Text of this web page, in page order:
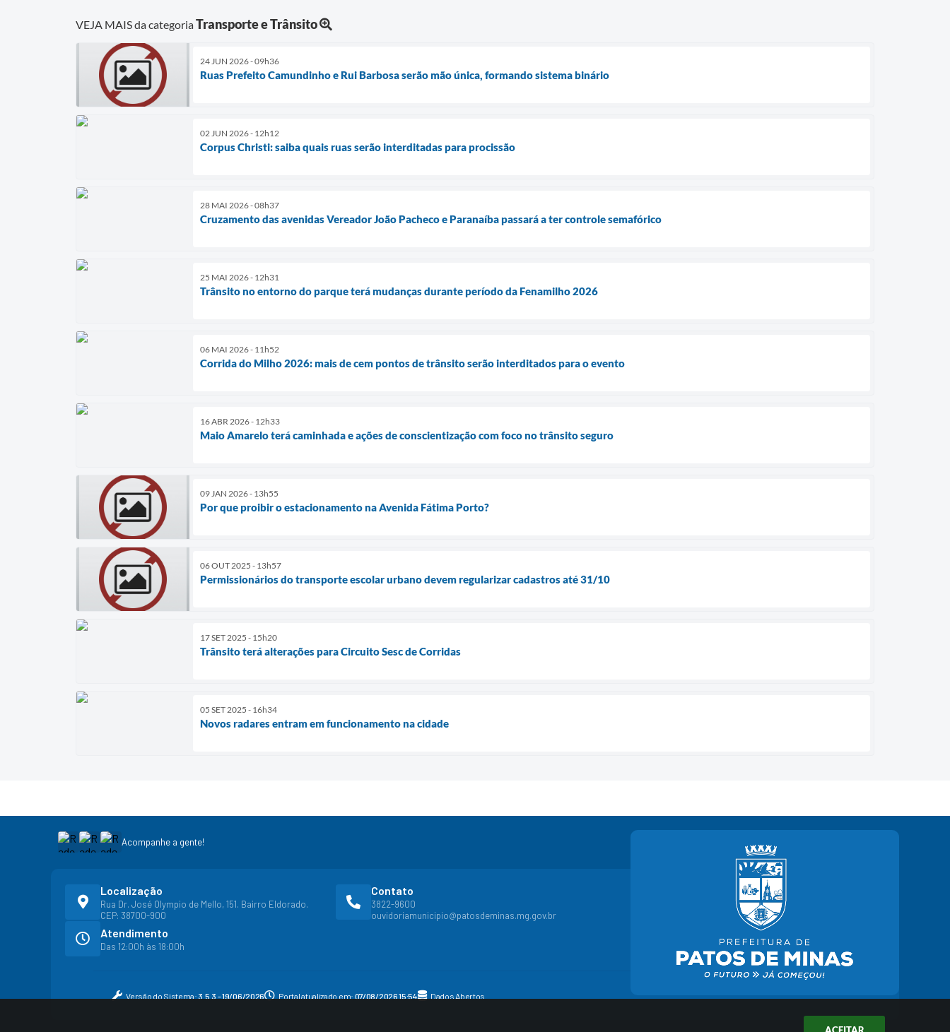
VEJA MAIS da categoriaTransporte e Trânsito
24 JUN 2026 - 09h36
Ruas Prefeito Camundinho e Rui Barbosa serão mão única, formando sistema binário
02 JUN 2026 - 12h12
Corpus Christi: saiba quais ruas serão interditadas para procissão
28 MAI 2026 - 08h37
Cruzamento das avenidas Vereador João Pacheco e Paranaíba passará a ter controle semafórico
25 MAI 2026 - 12h31
Trânsito no entorno do parque terá mudanças durante período da Fenamilho 2026
06 MAI 2026 - 11h52
Corrida do Milho 2026: mais de cem pontos de trânsito serão interditados para o evento
16 ABR 2026 - 12h33
Maio Amarelo terá caminhada e ações de conscientização com foco no trânsito seguro
09 JAN 2026 - 13h55
Por que proibir o estacionamento na Avenida Fátima Porto?
06 OUT 2025 - 13h57
Permissionários do transporte escolar urbano devem regularizar cadastros até 31/10
17 SET 2025 - 15h20
Trânsito terá alterações para Circuito Sesc de Corridas
05 SET 2025 - 16h34
Novos radares entram em funcionamento na cidade
Acompanhe a gente!
Localização
Rua Dr. José Olympio de Mello, 151. Bairro Eldorado.
CEP: 38700-900
Contato
3822-9600
ouvidoriamunicipio@patosdeminas.mg.gov.br
Atendimento
Das 12:00h às 18:00h
Versão do Sistema: 3.5.3 - 19/06/2026 Portal atualizado em: 07/08/2026 15:54 Dados Abertos